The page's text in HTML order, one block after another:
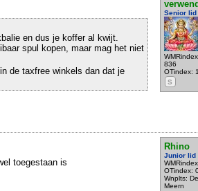
Senior lid
836
OTindex:
S
en dus je koffer al kwijt.
spul kopen, maar mag het niet
de taxfree winkels dan dat je
Rhino
Junior lid
OTindex:
Wnplts: De
Meern
toegestaan is